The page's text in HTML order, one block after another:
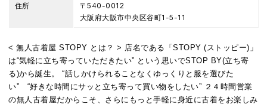
住所
〒540-0012
大阪府大阪市中央区谷町1-5-11
< 無人古着屋 STOPY とは？ > 店名である「STOPY (ストッピー)」
は“気軽に立ち寄っていただきたい” という思いでSTOP BY(立ち寄
る)から誕生。 “話しかけられることなくゆっくりと服を選びた
い” “好きな時間にサッと立ち寄って買い物をしたい” ２４時間営業
の無人古着屋だからこそ、さらにもっと手軽に身近に古着をお楽しみ